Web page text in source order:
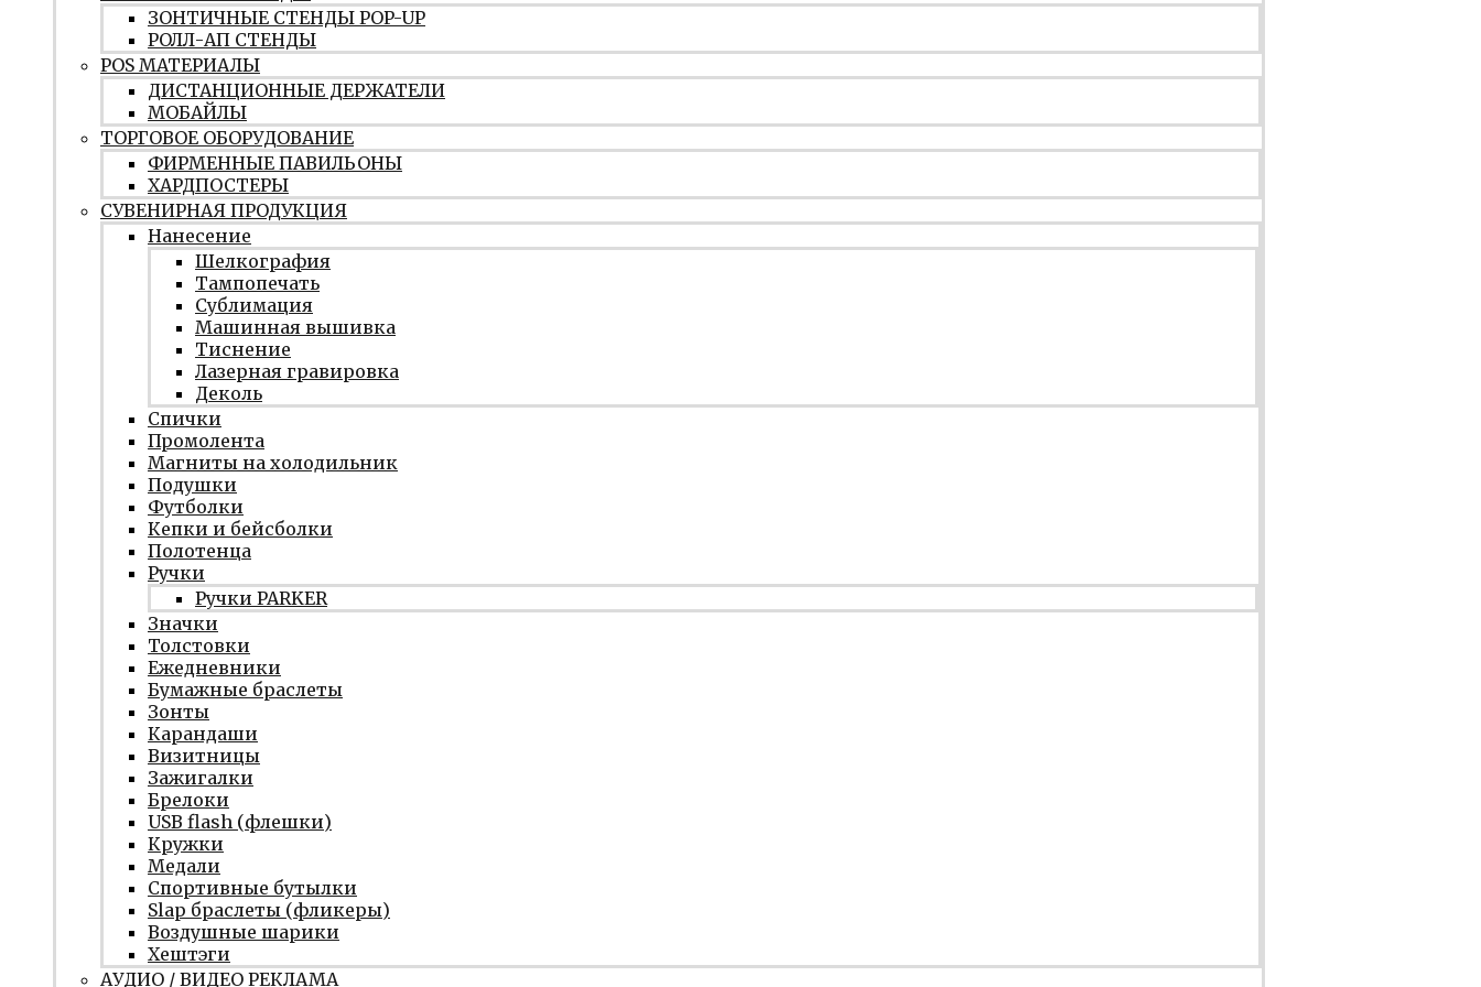
ЗОНТИЧНЫЕ СТЕНДЫ POP-UP
РОЛЛ-АП СТЕНДЫ
POS МАТЕРИАЛЫ
ДИСТАНЦИОННЫЕ ДЕРЖАТЕЛИ
МОБАЙЛЫ
ТОРГОВОЕ ОБОРУДОВАНИЕ
ФИРМЕННЫЕ ПАВИЛЬОНЫ
ХАРДПОСТЕРЫ
СУВЕНИРНАЯ ПРОДУКЦИЯ
Нанесение
Шелкография
Тампопечать
Сублимация
Машинная вышивка
Тиснение
Лазерная гравировка
Деколь
Спички
Промолента
Магниты на холодильник
Подушки
Футболки
Кепки и бейсболки
Полотенца
Ручки
Ручки PARKER
Значки
Толстовки
Ежедневники
Бумажные браслеты
Зонты
Карандаши
Визитницы
Зажигалки
Брелоки
USB flash (флешки)
Кружки
Медали
Спортивные бутылки
Slap браслеты (фликеры)
Воздушные шарики
Хештэги
АУДИО / ВИДЕО РЕКЛАМА